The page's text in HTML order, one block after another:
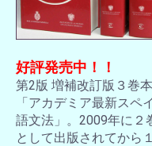
好評発売中！！
第2版 増補改訂版３巻本
「アカデミア最新スペ
語文法」。2009年に２
として出版されてから